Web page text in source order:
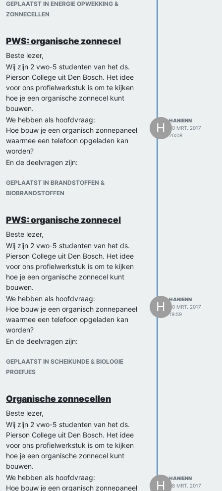
GEPLAATST IN ENERGIE OPWEKKING &
ZONNECELLEN
PWS: organische zonnecel
Beste lezer,
Wij zijn 2 vwo-5 studenten van het ds.
Pierson College uit Den Bosch. Het idee
voor ons profielwerkstuk is om te kijken
hoe je een organische zonnecel kunt
bouwen.
We hebben als hoofdvraag:
Hoe bouw je een organisch zonnepaneel
waarmee een telefoon opgeladen kan
worden?
En de deelvragen zijn:
Hoe werkt een organische zonnecel?
Wat is het verschil tussen een organische
In welke omstandigheden zal deze het
beste werken?
Wat heeft het precies nodig om een
telefoon op te kunnen laden?
Is deze in een compacte vorm te maken?
Hoeveel zal dit kosten?
Hoeveel bespaar je ermee?
Wij vroegen ons dus af of er een
mogelijkheid is dat wij , de organische cel
zelf mogen/kunnen bouwen op de
universiteit. Ook zouden wij graag willen
weten of dit überhaupt haalbaar is.
Wij horen graag wat.
Danou Dederen en Hanien Najim
06-37349615 06-34747979
GEPLAATST IN BRANDSTOFFEN &
BIOBRANDSTOFFEN
H
HANIENN
30 MRT. 2017
20:08
PWS: organische zonnecel
Beste lezer,
Wij zijn 2 vwo-5 studenten van het ds.
Pierson College uit Den Bosch. Het idee
voor ons profielwerkstuk is om te kijken
hoe je een organische zonnecel kunt
bouwen.
We hebben als hoofdvraag:
Hoe bouw je een organisch zonnepaneel
waarmee een telefoon opgeladen kan
worden?
En de deelvragen zijn:
Hoe werkt een organische zonnecel?
Wat is het verschil tussen een organische
In welke omstandigheden zal deze het
beste werken?
Wat heeft het precies nodig om een
telefoon op te kunnen laden?
Is deze in een compacte vorm te maken?
Hoeveel zal dit kosten?
Hoeveel bespaar je ermee?
Wij vroegen ons dus af of er een
mogelijkheid is dat wij , de organische cel
zelf mogen/kunnen bouwen op de
GEPLAATST IN SCHEIKUNDE & BIOLOGIE
PROEFJES
H
HANIENN
30 MRT. 2017
19:59
Organische zonnecellen
Beste lezer,
Wij zijn 2 vwo-5 studenten van het ds.
Pierson College uit Den Bosch. Het idee
voor ons profielwerkstuk is om te kijken
hoe je een organische zonnecel kunt
bouwen.
We hebben als hoofdvraag:
Hoe bouw je een organisch zonnepaneel
H
HANIENN
28 MRT. 2017